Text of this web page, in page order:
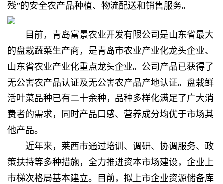
残”的安全农产品种植、物流配送和销售服务。
目前， 青岛富景农业开发有限公司 是山东省最大
的盘栽蔬菜生产商，是青岛市农业产业化龙头企业、
山东省农业产业化重点龙头企业。 公司产品已获得了
无公害农产品认证及无公害农产品产地认证。盘栽鲜
活叶菜品种已有二十余种，品种多样化满足了广大消
费者的需求，同时产品口感、营养成分均优于市场其
他产品。
近年来，莱西市通过培训、调研、协调服务、政
策扶持等多种措施，全力推进资本市场建设，企业上
市梯次格局基本建立。目前，拟上市企业资源储备库